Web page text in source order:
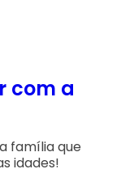
com a
família que
idades!